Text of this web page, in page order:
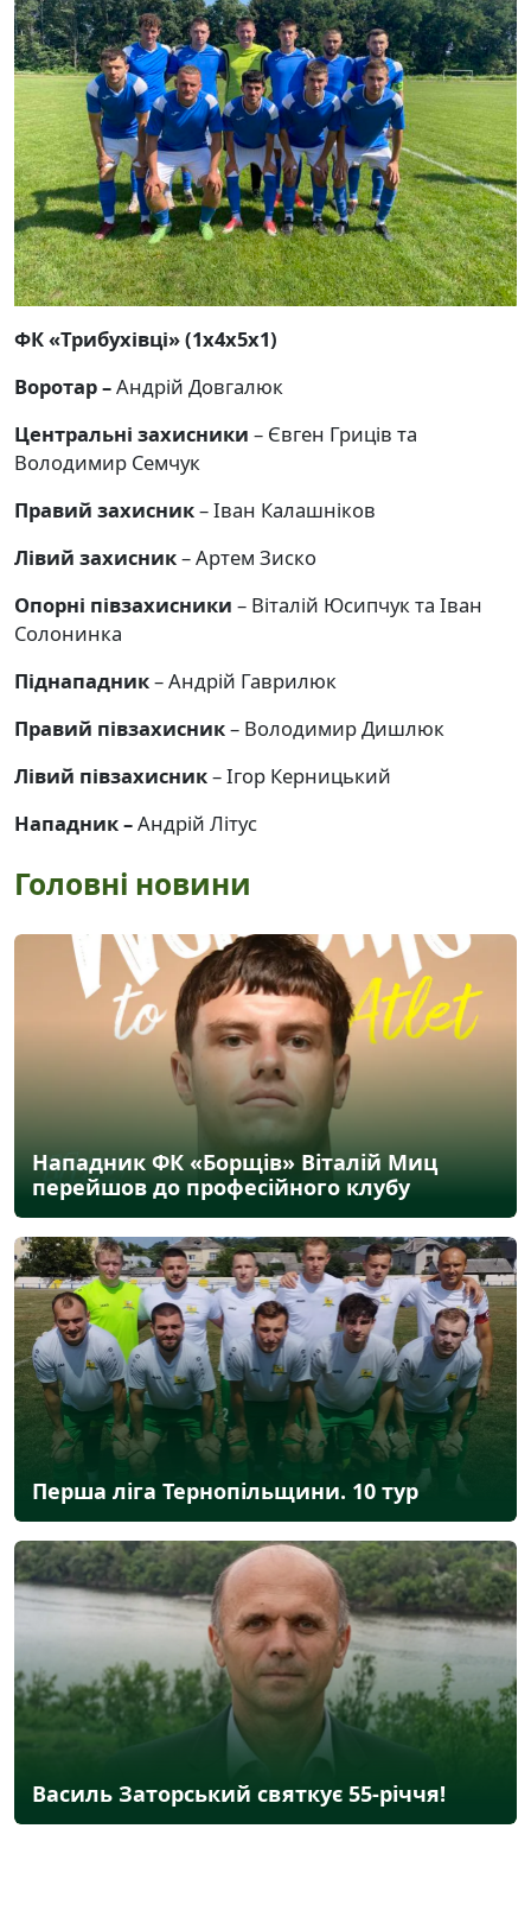
ФК «Трибухівці» (1х4х5х1)
Воротар –Андрій Довгалюк
Центральні захисники – Євген Гриців та
Володимир Семчук
Правий захисник– Іван Калашніков
Лівий захисник– Артем Зиско
Опорні півзахисники – Віталій Юсипчук та Іван
Солонинка
Піднападник– Андрій Гаврилюк
Правий півзахисник– Володимир Дишлюк
Лівий півзахисник– Ігор Керницький
Нападник –Андрій Літус
Головні новини
Нападник ФК «Борщів» Віталій Миц
перейшов до професійного клубу
Перша ліга Тернопільщини. 10 тур
Василь Заторський святкує 55-річчя!